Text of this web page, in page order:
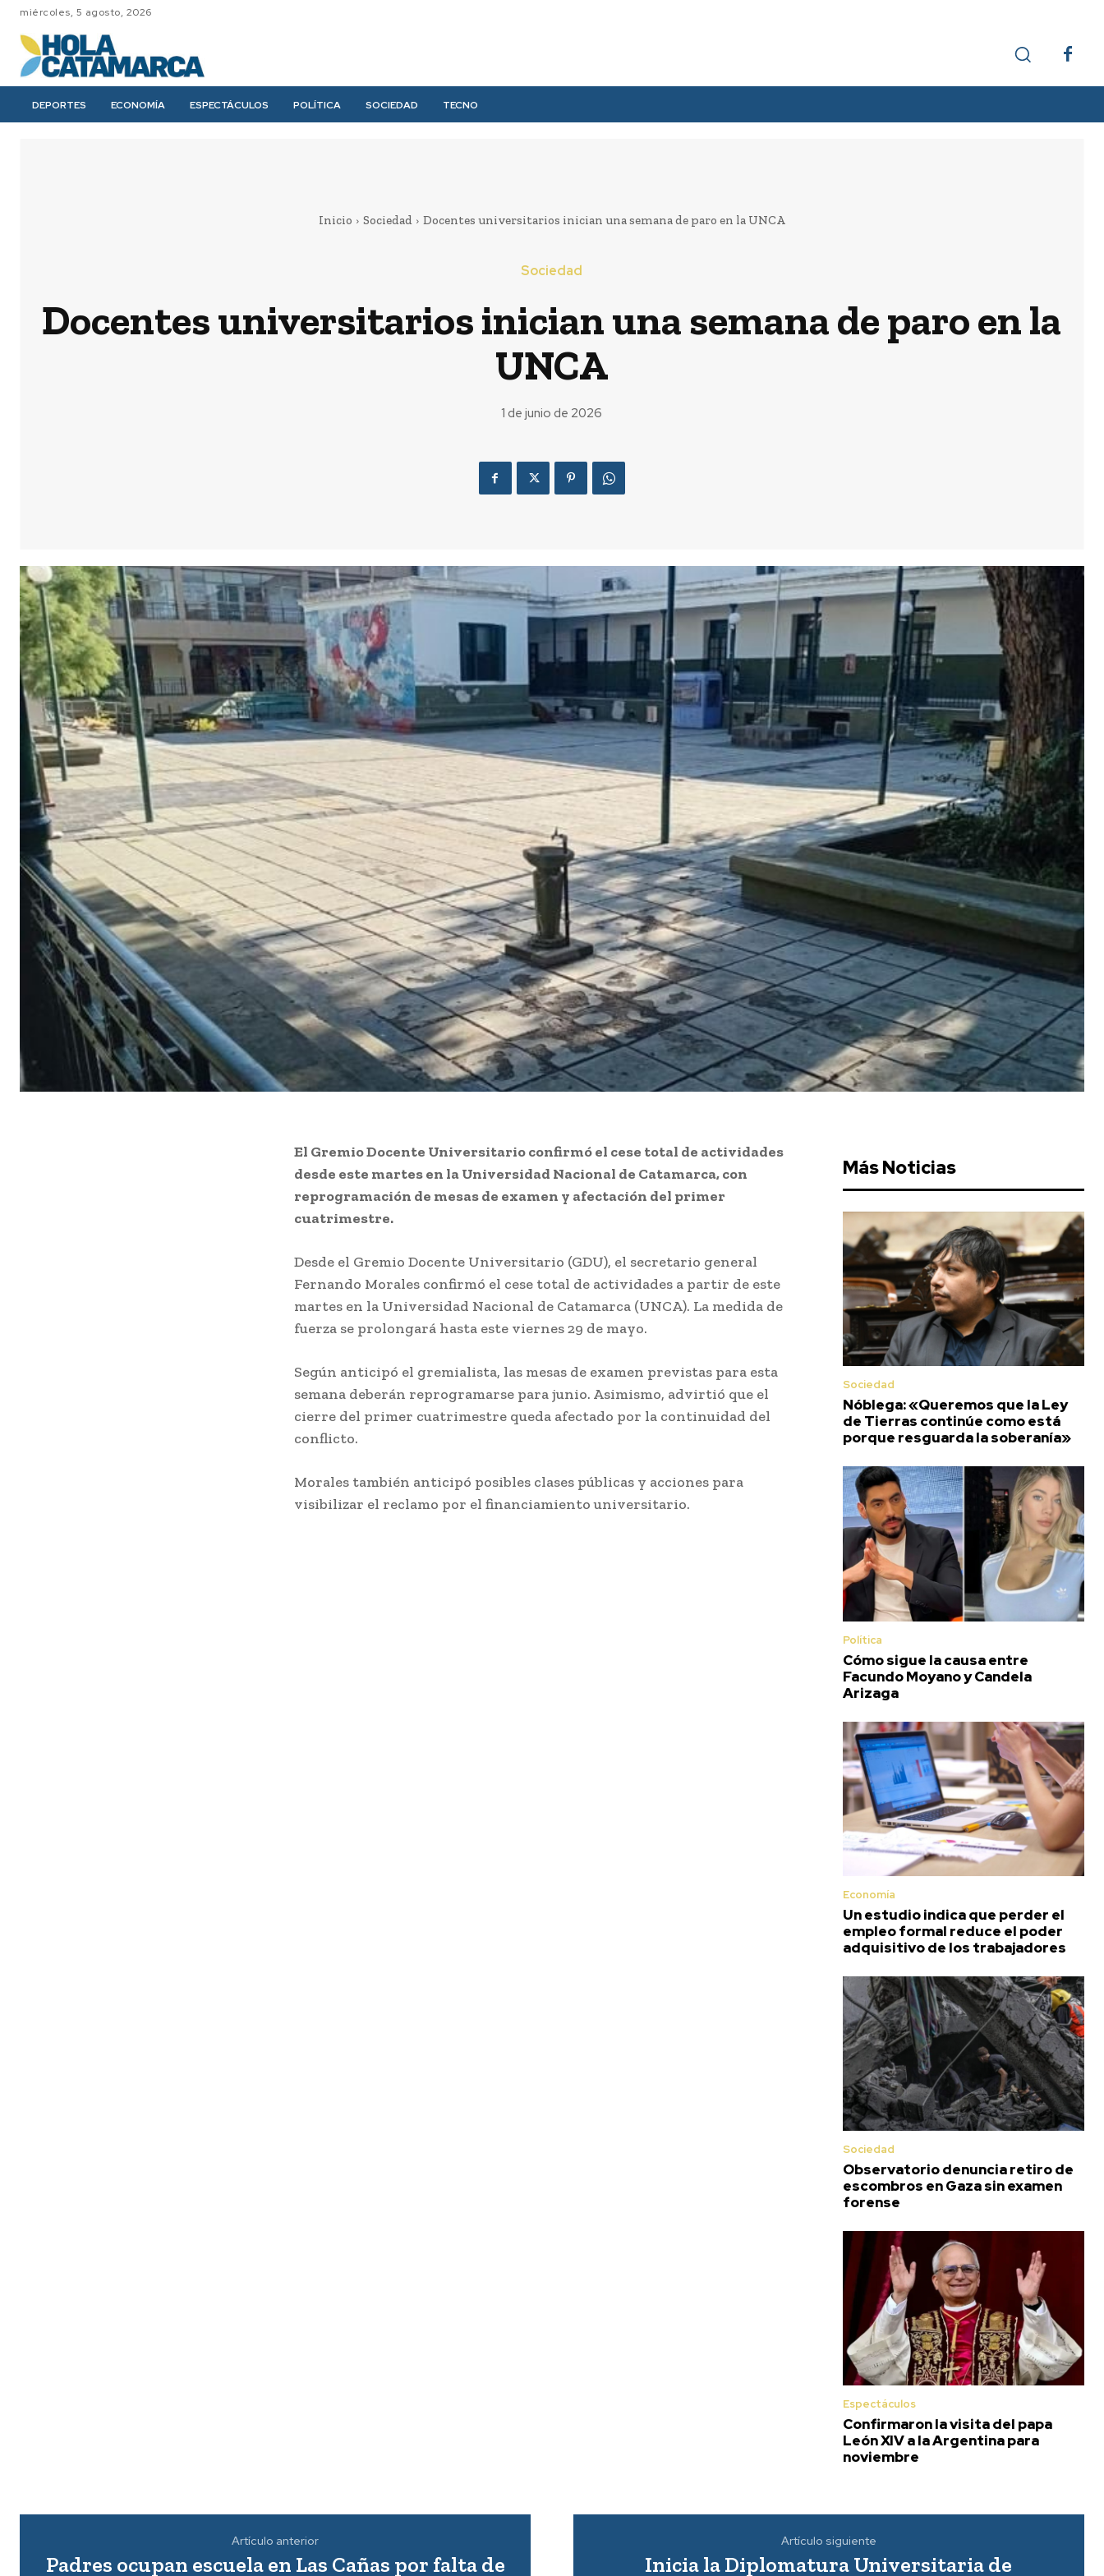
miércoles, 5 agosto, 2026
DEPORTES ECONOMÍA ESPECTÁCULOS POLÍTICA SOCIEDAD TECNO
Inicio Sociedad Docentes universitarios inician una semana de paro en la UNCA
Sociedad
Docentes universitarios inician una semana de paro en la
UNCA
1 de junio de 2026
El Gremio Docente Universitario confirmó el cese total de actividades
desde este martes en la Universidad Nacional de Catamarca, con
reprogramación de mesas de examen y afectación del primer
cuatrimestre.
Desde el Gremio Docente Universitario (GDU), el secretario general
Fernando Morales confirmó el cese total de actividades a partir de este
martes en la Universidad Nacional de Catamarca (UNCA). La medida de
fuerza se prolongará hasta este viernes 29 de mayo.
Según anticipó el gremialista, las mesas de examen previstas para esta
semana deberán reprogramarse para junio. Asimismo, advirtió que el
cierre del primer cuatrimestre queda afectado por la continuidad del
conflicto.
Morales también anticipó posibles clases públicas y acciones para
visibilizar el reclamo por el financiamiento universitario.
Más Noticias
Sociedad
Nóblega: «Queremos que la Ley
de Tierras continúe como está
porque resguarda la soberanía»
Política
Cómo sigue la causa entre
Facundo Moyano y Candela
Arizaga
Economía
Un estudio indica que perder el
empleo formal reduce el poder
adquisitivo de los trabajadores
Sociedad
Observatorio denuncia retiro de
escombros en Gaza sin examen
forense
Espectáculos
Confirmaron la visita del papa
León XIV a la Argentina para
noviembre
Artículo anterior
Padres ocupan escuela en Las Cañas por falta de
Artículo siguiente
Inicia la Diplomatura Universitaria de